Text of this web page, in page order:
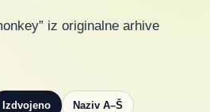
iz originalne arhive
Izdvojeno Naziv A–Š